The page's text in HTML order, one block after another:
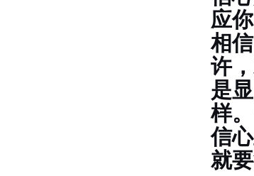
应
相
许
是
样
信
就